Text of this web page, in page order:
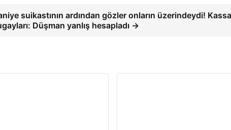
suikastının ardından gözler onların üzerindeydi!
Düşman yanlış hesapladı →